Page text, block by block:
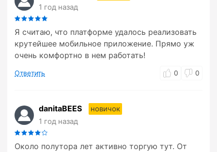
1 год назад
Я считаю, что платформе удалось реализовать
крутейшее мобильное приложение. Прямо уж
очень комфортно в нем работать!
Ответить 0 0
danitaBEES
новичок
1 год назад
Около полутора лет активно торгую тут. От